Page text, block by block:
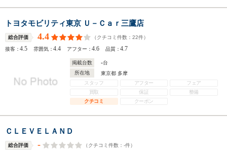
トヨタモビリティ東京 Ｕ－Ｃａｒ三鷹店
総合評価 4.4 （クチコミ件数： 22件）
接客：4.5 雰囲気：4.4 アフター：4.6 品質：4.7
掲載台数 -台
所在地
東京都 多摩
スタッフ
アフター
フェア
買取
保証
整備
クチコミ
クーポン
ＣＬＥＶＥＬＡＮＤ
総合評価 - （クチコミ件数： -件）